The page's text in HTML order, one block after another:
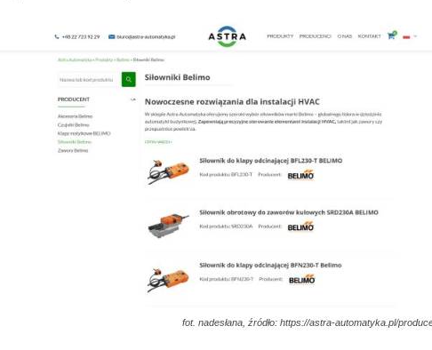
fot. nadesłana, źródło: https://astra-automatyka.pl/